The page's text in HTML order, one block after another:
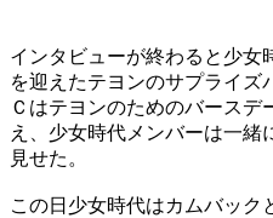
インタビューが終わると少女
を迎えたテヨンのサプライズ
Ｃはテヨンのためのバース
え、少女時代メンバーは一緒
見せた。
この日少女時代はカムバック